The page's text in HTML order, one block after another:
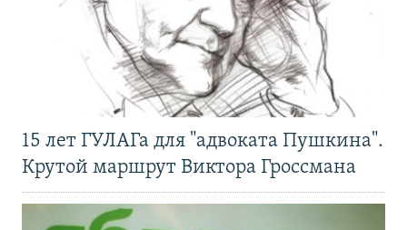
15 лет ГУЛАГа для "адвоката Пушкина".
Крутой маршрут Виктора Гроссмана